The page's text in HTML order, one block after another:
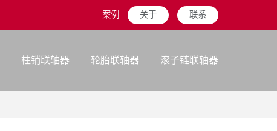
案例 关于 联系
柱销联轴器 轮胎联轴器 滚子链联轴器